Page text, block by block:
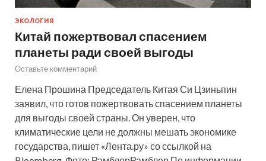
ЭКОЛОГИЯ
Китай пожертвовал спасением
планеты ради своей выгоды
Оставьте комментарий
Елена Прошина Председатель Китая Си Цзиньпин
заявил, что готов пожертвовать спасением планеты
для выгоды своей страны. Он уверен, что
климатические цели не должны мешать экономике
государства, пишет «Лента.ру» со ссылкой на